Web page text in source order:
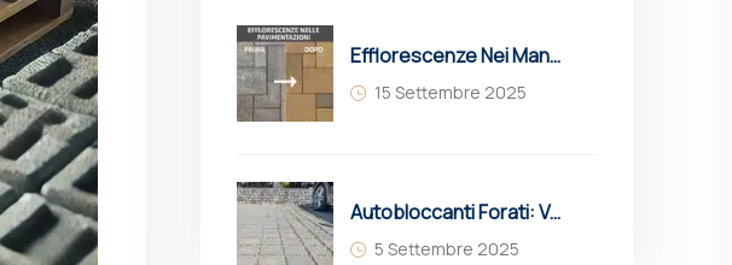
Efflorescenze Nei Manufatti In Cemento: Cause, Prevenzione E Soluzioni
15 Settembre 2025
Autobloccanti Forati: Vantaggi, Applicazioni E Grigliati Erbosi Drenanti Molinaro
5 Settembre 2025